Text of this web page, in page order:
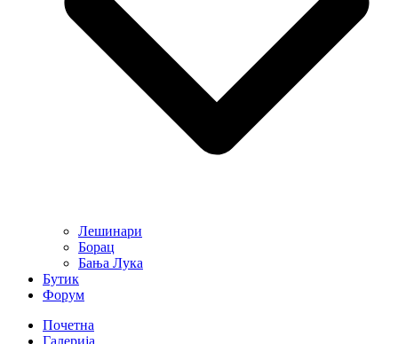
Лешинари
Борац
Бања Лука
Бутик
Форум
Почетна
Галерија